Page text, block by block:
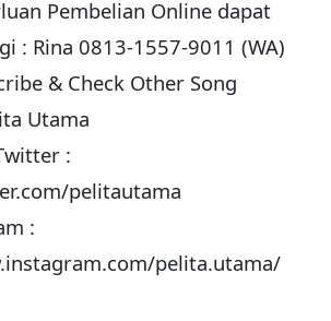
Pembelian Online dapat
: Rina 0813-1557-9011 (WA)
& Check Other Song
Utama
:
pelitautama
:
pelita.utama/